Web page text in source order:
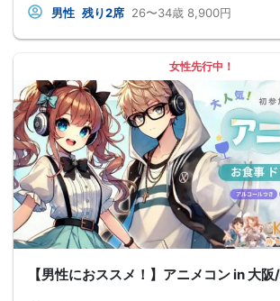
男性 残り2席 26〜34歳 8,900円
女性先行中！
【男性におススメ！】アニメコン in 大阪